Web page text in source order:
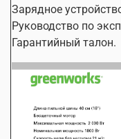
Зарядное
Руководство по
Гарантийный талон.